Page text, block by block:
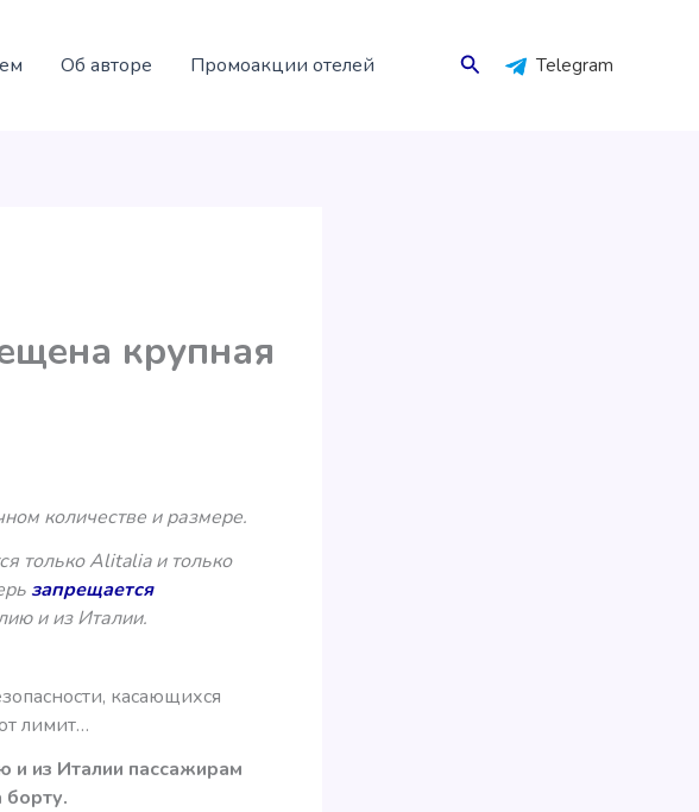
Об авторе Промоакции отелей Поиск Telegram
крупная
количестве и размере.
только Alitalia и только
запрещается
и из Италии.
касающихся
лимит…
и из Италии пассажирам
борту.